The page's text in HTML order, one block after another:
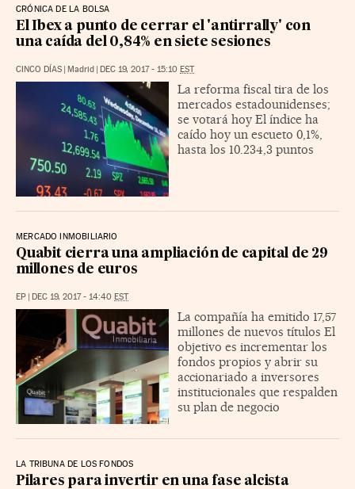
CRÓNICA DE LA BOLSA
El Ibex a punto de cerrar el 'antirrally' con
una caída del 0,84% en siete sesiones
CINCO DÍAS | Madrid | DEC 19, 2017 - 15:10 EST
La reforma fiscal tira de los
mercados estadounidenses;
se votará hoy El índice ha
caído hoy un escueto 0,1%,
hasta los 10.234,3 puntos
MERCADO INMOBILIARIO
Quabit cierra una ampliación de capital de 29
millones de euros
EP | DEC 19, 2017 - 14:40 EST
La compañía ha emitido 17,57
millones de nuevos títulos El
objetivo es incrementar los
fondos propios y abrir su
accionariado a inversores
institucionales que respalden
su plan de negocio
LA TRIBUNA DE LOS FONDOS
Pilares para invertir en una fase alcista